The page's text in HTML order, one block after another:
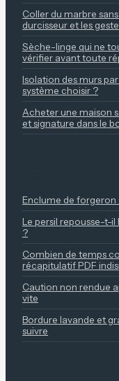
Coller du marbre
durcisseur et les
Sèche-linge qui ne
vérifier avant toute
Isolation des murs
système choisir ?
Acheter une maison
et signature dans le
Enclume de forgeron
Le persil repousse-t-il
?
Combien de temps
récapitulatif PDF
Caution non rendue
vite
Bordure lavande et
suivre